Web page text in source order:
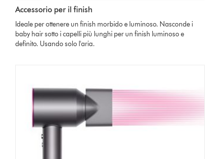
Accessorio per il finish
Ideale per ottenere un finish morbido e luminoso. Nasconde i
baby hair sotto i capelli più lunghi per un finish luminoso e
definito. Usando solo l'aria.